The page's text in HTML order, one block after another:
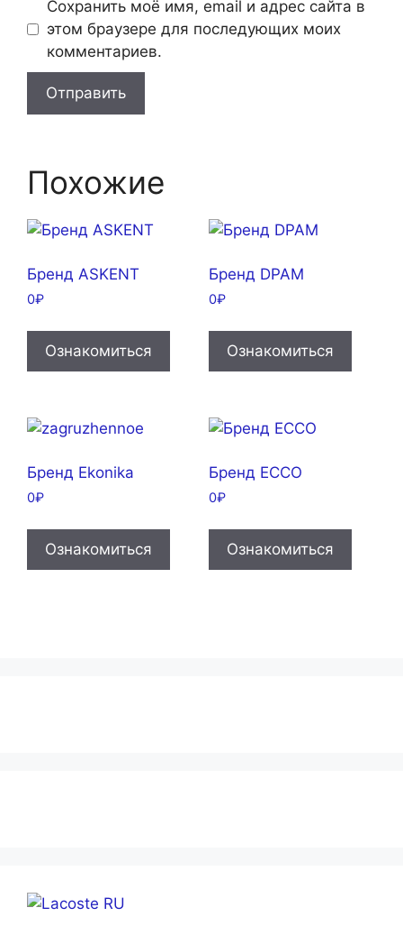
Сохранить моё имя, email и адрес сайта в
этом браузере для последующих моих
комментариев.
Похожие
Бренд ASKENT
0₽
Ознакомиться
Бренд DPAM
0₽
Ознакомиться
Бренд Ekonika
0₽
Ознакомиться
Бренд ECCO
0₽
Ознакомиться